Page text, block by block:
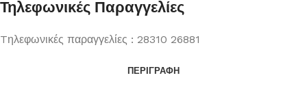
Τηλεφωνικές Παραγγελίες
Tηλεφωνικές παραγγελίες : 28310 26881
ΠΕΡΙΓΡΑΦΉ